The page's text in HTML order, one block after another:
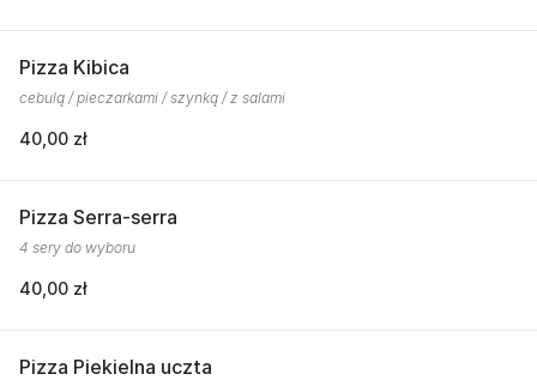
Pizza Kibica
cebulą / pieczarkami / szynką / z salami
40,00 zł
Pizza Serra-serra
4 sery do wyboru
40,00 zł
Pizza Piekielna uczta